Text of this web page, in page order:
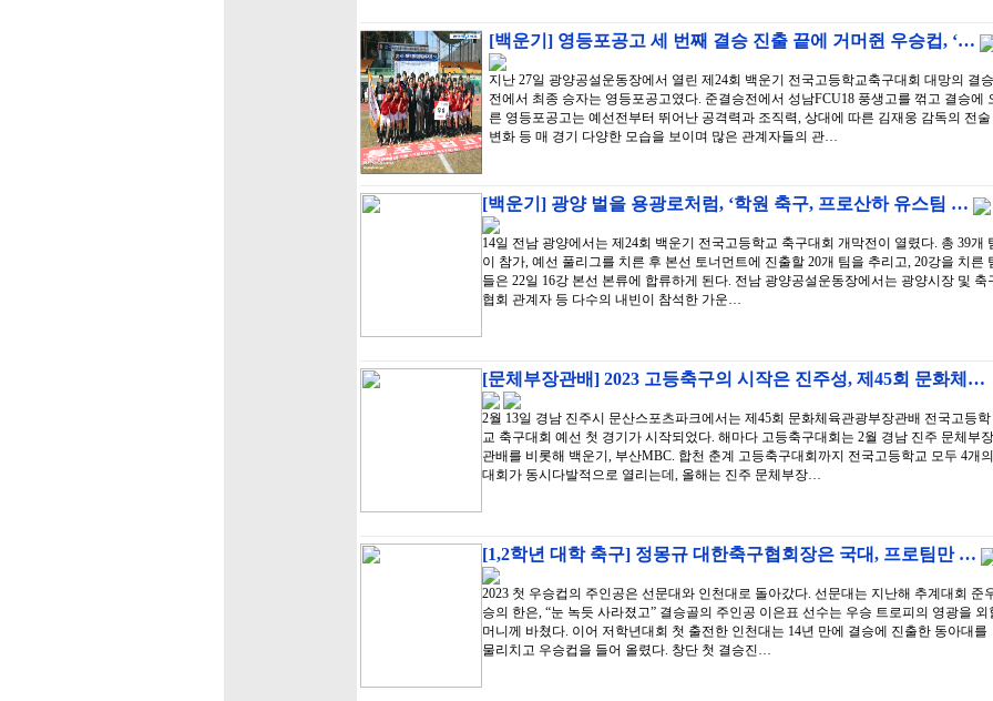
[백운기] 영등포공고 세 번째 결승 진출 끝에 거머쥔 우승컵, ‘…
지난 27일 광양공설운동장에서 열린 제24회 백운기 전국고등학교축구대회 대망의 결승
전에서 최종 승자는 영등포공고였다. 준결승전에서 성남FCU18 풍생고를 꺾고 결승에
른 영등포공고는 예선전부터 뛰어난 공격력과 조직력, 상대에 따른 김재웅 감독의 전술
변화 등 매 경기 다양한 모습을 보이며 많은 관계자들의 관…
[백운기] 광양 벌을 용광로처럼, ‘학원 축구, 프로산하 유스팀 …
14일 전남 광양에서는 제24회 백운기 전국고등학교 축구대회 개막전이 열렸다. 총 39개
이 참가, 예선 풀리그를 치른 후 본선 토너먼트에 진출할 20개 팀을 추리고, 20강을 치른
들은 22일 16강 본선 본류에 합류하게 된다. 전남 광양공설운동장에서는 광양시장 및 축
협회 관계자 등 다수의 내빈이 참석한 가운…
[문체부장관배] 2023 고등축구의 시작은 진주성, 제45회 문화체…
2월 13일 경남 진주시 문산스포츠파크에서는 제45회 문화체육관광부장관배 전국고등학
교 축구대회 예선 첫 경기가 시작되었다. 해마다 고등축구대회는 2월 경남 진주 문체부장
관배를 비롯해 백운기, 부산MBC. 합천 춘계 고등축구대회까지 전국고등학교 모두 4개의
대회가 동시다발적으로 열리는데, 올해는 진주 문체부장…
[1,2학년 대학 축구] 정몽규 대한축구협회장은 국대, 프로팀만 …
2023 첫 우승컵의 주인공은 선문대와 인천대로 돌아갔다. 선문대는 지난해 추계대회 준
승의 한은, “눈 녹듯 사라졌고” 결승골의 주인공 이은표 선수는 우승 트로피의 영광을 외
머니께 바쳤다. 이어 저학년대회 첫 출전한 인천대는 14년 만에 결승에 진출한 동아대를
물리치고 우승컵을 들어 올렸다. 창단 첫 결승진…